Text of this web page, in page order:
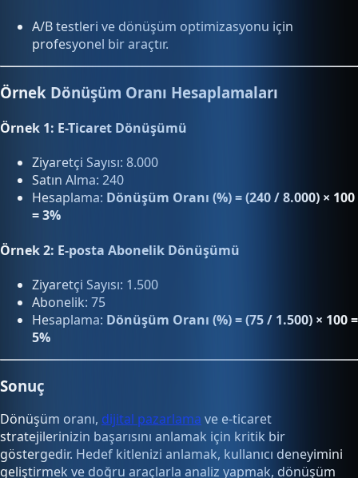
A/B testleri ve dönüşüm optimizasyonu için
profesyonel bir araçtır.
Örnek Dönüşüm Oranı Hesaplamaları
Örnek 1: E-Ticaret Dönüşümü
Ziyaretçi Sayısı: 8.000
Satın Alma: 240
Hesaplama: Dönüşüm Oranı (%) = (240 / 8.000) × 100
= 3%
Örnek 2: E-posta Abonelik Dönüşümü
Ziyaretçi Sayısı: 1.500
Abonelik: 75
Hesaplama: Dönüşüm Oranı (%) = (75 / 1.500) × 100 =
5%
Sonuç
Dönüşüm oranı, dijital pazarlama ve e-ticaret
stratejilerinizin başarısını anlamak için kritik bir
göstergedir. Hedef kitlenizi anlamak, kullanıcı deneyimini
geliştirmek ve doğru araçlarla analiz yapmak, dönüşüm